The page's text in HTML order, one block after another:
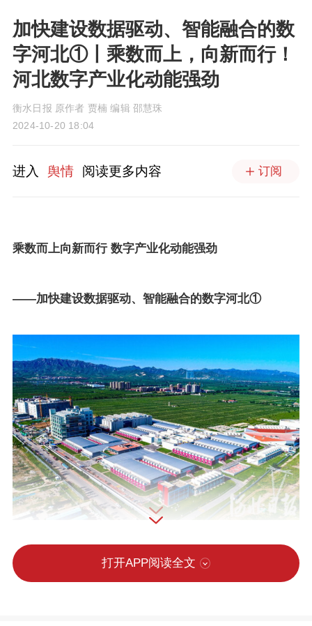
加快建设数据驱动、智能融合的数
字河北①丨乘数而上，向新而行！
河北数字产业化动能强劲
衡水日报 原作者 贾楠 编辑 邵慧珠
2024-10-20 18:04
进入 舆情 阅读更多内容 订阅
乘数而上向新而行 数字产业化动能强劲
——加快建设数据驱动、智能融合的数字河北①
打开APP阅读全文